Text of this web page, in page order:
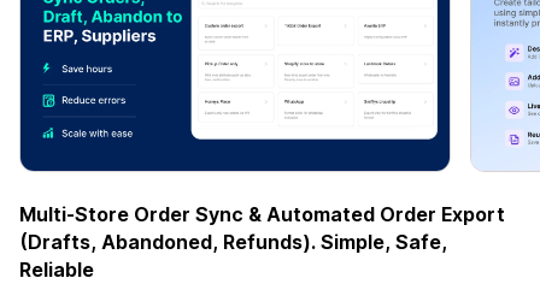
Multi-Store Order Sync & Automated Order Export
(Drafts, Abandoned, Refunds). Simple, Safe,
Reliable